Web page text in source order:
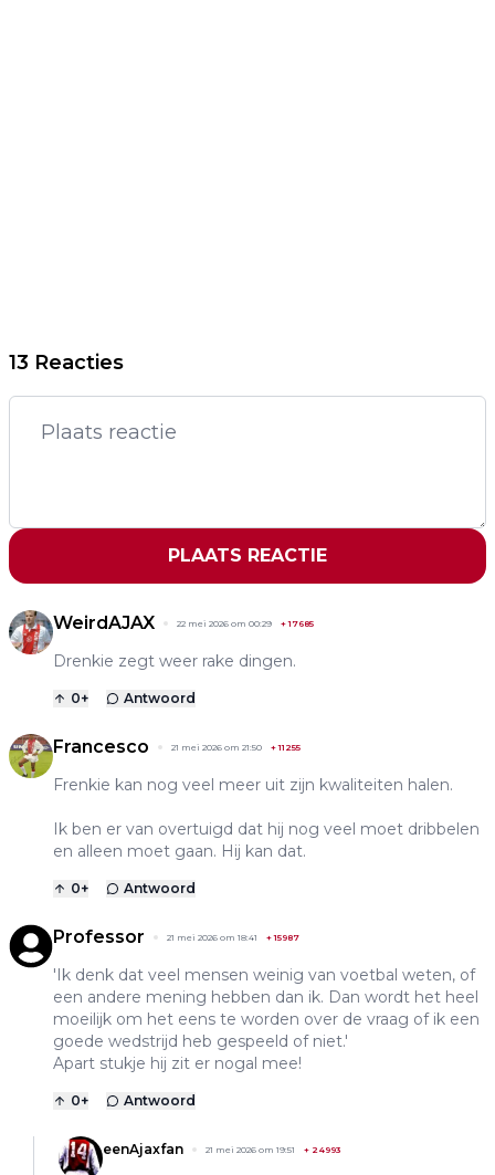
13 Reacties
PLAATS REACTIE
WeirdAJAX 22 mei 2026 om 00:29 +17685
Drenkie zegt weer rake dingen.
0+ Antwoord
Francesco 21 mei 2026 om 21:50 +11255
Frenkie kan nog veel meer uit zijn kwaliteiten halen.
Ik ben er van overtuigd dat hij nog veel moet dribbelen
en alleen moet gaan. Hij kan dat.
0+ Antwoord
Professor 21 mei 2026 om 18:41 +15987
'Ik denk dat veel mensen weinig van voetbal weten, of
een andere mening hebben dan ik. Dan wordt het heel
moeilijk om het eens te worden over de vraag of ik een
goede wedstrijd heb gespeeld of niet.'
Apart stukje hij zit er nogal mee!
0+ Antwoord
eenAjaxfan 21 mei 2026 om 19:51 + 24993